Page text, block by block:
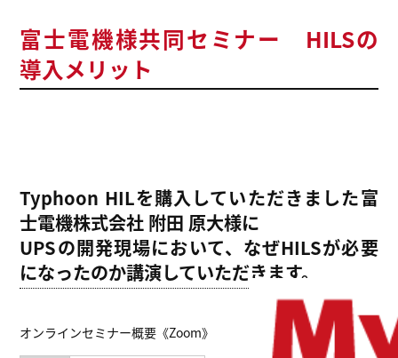
富士電機様共同セミナー HILSの
導入メリット
Typhoon HILを購入していただきました富
士電機株式会社 附田 原大様に
UPSの開発現場において、なぜHILSが必要
になったのか講演していただきます。
オンラインセミナー概要《Zoom》